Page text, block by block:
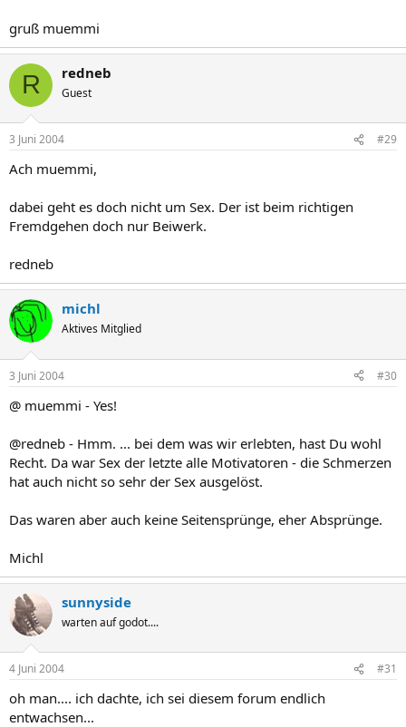
gruß muemmi
R redneb
Guest
3 Juni 2004 #29
Ach muemmi,
dabei geht es doch nicht um Sex. Der ist beim richtigen
Fremdgehen doch nur Beiwerk.
redneb
michl
Aktives Mitglied
3 Juni 2004 #30
@ muemmi - Yes!
@redneb - Hmm. ... bei dem was wir erlebten, hast Du wohl
Recht. Da war Sex der letzte alle Motivatoren - die Schmerzen
hat auch nicht so sehr der Sex ausgelöst.
Das waren aber auch keine Seitensprünge, eher Absprünge.
Michl
sunnyside
warten auf godot....
4 Juni 2004 #31
oh man.... ich dachte, ich sei diesem forum endlich
entwachsen...